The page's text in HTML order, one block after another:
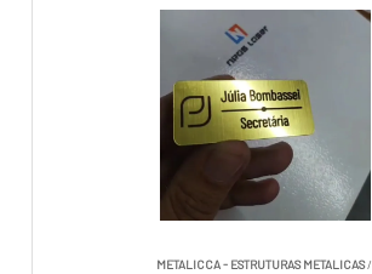
METALICCA - ESTRUTURAS METALICAS/